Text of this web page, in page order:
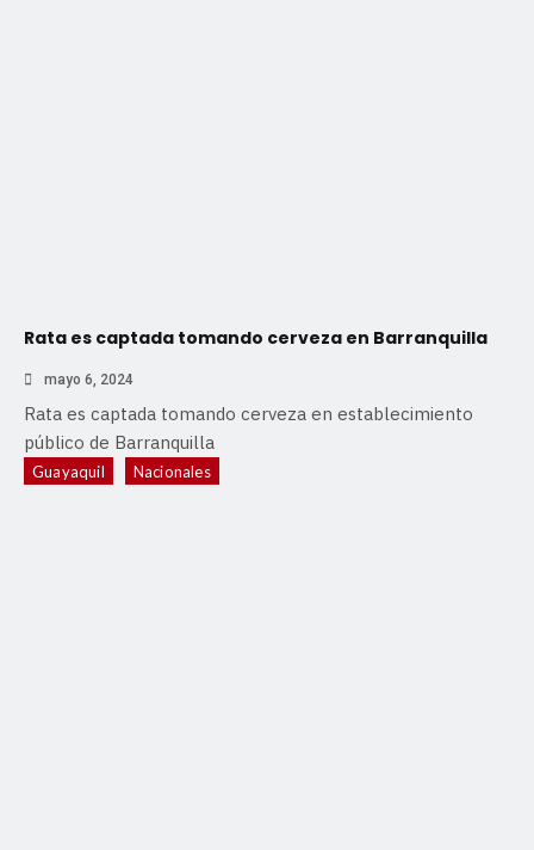
Rata es captada tomando cerveza en Barranquilla
mayo 6, 2024
Rata es captada tomando cerveza en establecimiento
público de Barranquilla
Guayaquil Nacionales